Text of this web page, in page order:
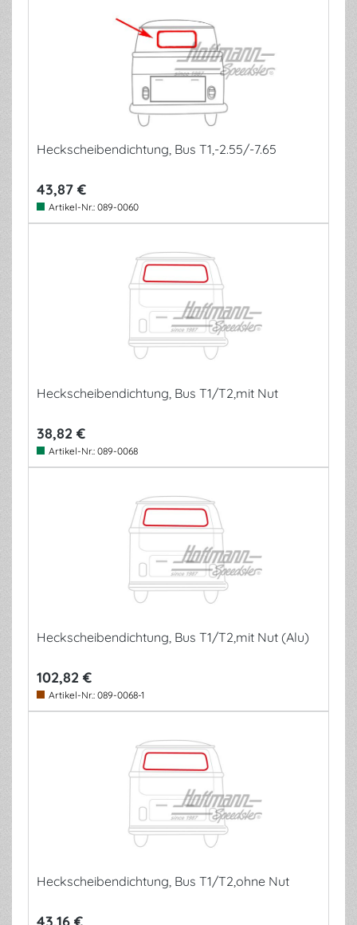
Heckscheibendichtung, Bus T1,-2.55/-7.65
43,87 €
Artikel-Nr.: 089-0060
Heckscheibendichtung, Bus T1/T2,mit Nut
38,82 €
Artikel-Nr.: 089-0068
Heckscheibendichtung, Bus T1/T2,mit Nut (Alu)
102,82 €
Artikel-Nr.: 089-0068-1
Heckscheibendichtung, Bus T1/T2,ohne Nut